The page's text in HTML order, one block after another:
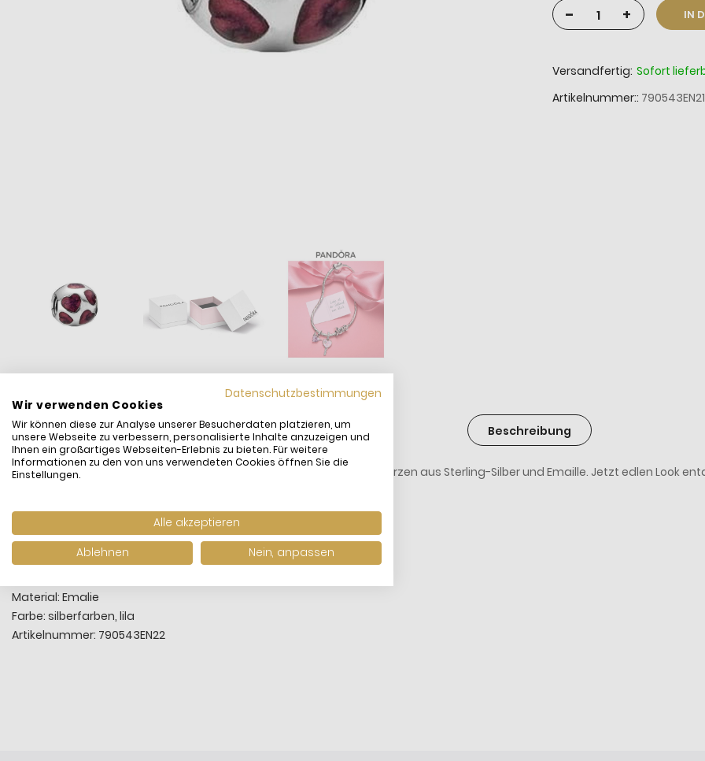
- + IN
Versandfertig: Sofort
Artikelnummer: 790543EN21
Beschreibung
Verleihen Sie Ihrem Armband Eleganz mit dem Pandora Charm lila Herzen aus Sterling-Silber und Emaille. Jetzt edlen Look
Kategorie: Charm Damen
Motiv: Herzen
Kombinierbar mit Pandora Moments
Material: Emalie
Farbe: silberfarben, lila
Artikelnummer: 790543EN22
Datenschutzbestimmungen
Wir verwenden Cookies
Wir können diese zur Analyse unserer Besucherdaten platzieren, um
unsere Webseite zu verbessern, personalisierte Inhalte anzuzeigen und
Ihnen ein großartiges Webseiten-Erlebnis zu bieten. Für weitere
Informationen zu den von uns verwendeten Cookies öffnen Sie die
Einstellungen.
Alle akzeptieren
Ablehnen
Nein, anpassen